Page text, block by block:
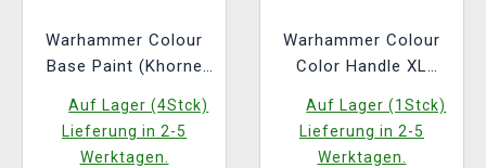
Warhammer Colour
Base Paint (Khorne
Auf Lager (4Stck)
Lieferung in 2-5
Werktagen.
Warhammer Colour
Color Handle XL
Auf Lager (1Stck)
Lieferung in 2-5
Werktagen.